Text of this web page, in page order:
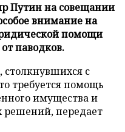
Путин на совещании
внимание на
помощи
паводков.
столкнувшихся с
требуется помощь
имущества и
решений, передает